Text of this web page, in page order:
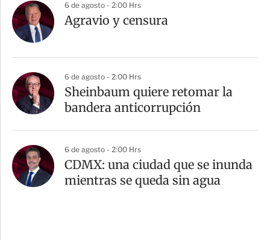
6 de agosto - 2:00 Hrs
Agravio y censura
6 de agosto - 2:00 Hrs
Sheinbaum quiere retomar la
bandera anticorrupción
6 de agosto - 2:00 Hrs
CDMX: una ciudad que se inunda
mientras se queda sin agua